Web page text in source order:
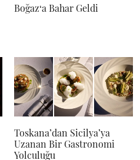
Boğaz‘a Bahar Geldi
Toskana’dan Sicilya’ya
Uzanan Bir Gastronomi
Yolculuğu